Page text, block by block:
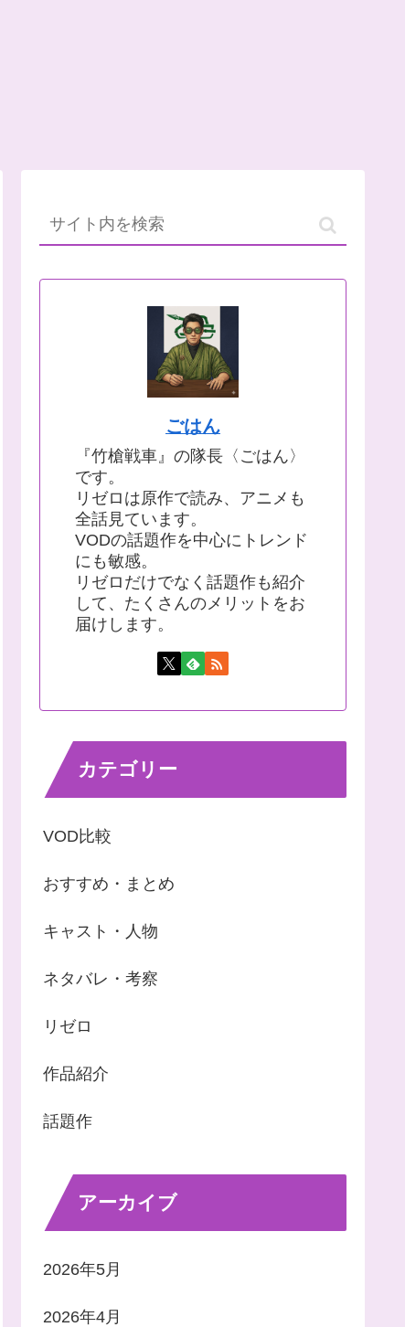
ごはん
『竹槍戦車』の隊長〈ごはん〉
です。
リゼロは原作で読み、アニメも
全話見ています。
VODの話題作を中心にトレンド
にも敏感。
リゼロだけでなく話題作も紹介
して、たくさんのメリットをお
届けします。
カテゴリー
VOD比較
おすすめ・まとめ
キャスト・人物
ネタバレ・考察
リゼロ
作品紹介
話題作
アーカイブ
2026年5月
2026年4月